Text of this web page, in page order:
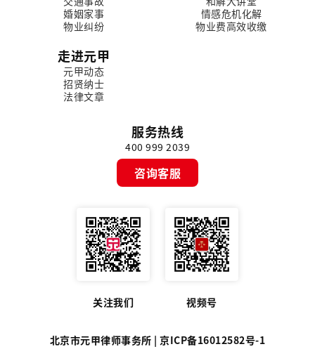
婚姻家事
物业纠纷
情感危机化解
物业费高效收缴
走进元甲
元甲动态
招贤纳士
法律文章
服务热线
400 999 2039
咨询客服
关注我们 视频号
北京市元甲律师事务所 |京ICP备16012582号-1